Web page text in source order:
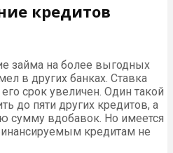
кредитов
займа на более выгодных
в других банках. Ставка
срок увеличен. Один такой
до пяти других кредитов, а
сумму вдобавок. Но имеется
кредитам не